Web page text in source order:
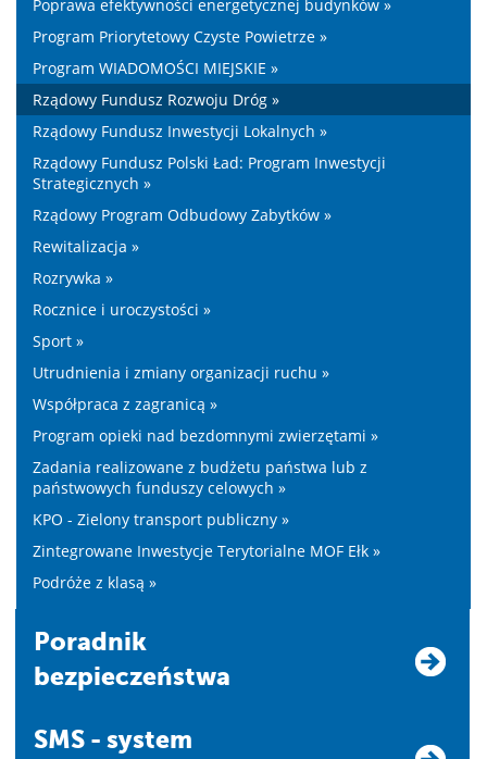
Poprawa efektywności energetycznej budynków »
Program Priorytetowy Czyste Powietrze »
Program WIADOMOŚCI MIEJSKIE »
Rządowy Fundusz Rozwoju Dróg »
Rządowy Fundusz Inwestycji Lokalnych »
Rządowy Fundusz Polski Ład: Program Inwestycji
Strategicznych »
Rządowy Program Odbudowy Zabytków »
Rewitalizacja »
Rozrywka »
Rocznice i uroczystości »
Sport »
Utrudnienia i zmiany organizacji ruchu »
Współpraca z zagranicą »
Program opieki nad bezdomnymi zwierzętami »
Zadania realizowane z budżetu państwa lub z
państwowych funduszy celowych »
KPO - Zielony transport publiczny »
Zintegrowane Inwestycje Terytorialne MOF Ełk »
Podróże z klasą »
Poradnik
bezpieczeństwa
SMS - system